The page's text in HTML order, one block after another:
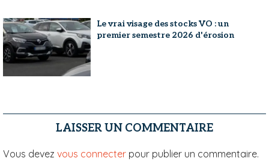
Le vrai visage des stocks VO : un
premier semestre 2026 d'érosion
LAISSER UN COMMENTAIRE
Vous devez vous connecter pour publier un commentaire.